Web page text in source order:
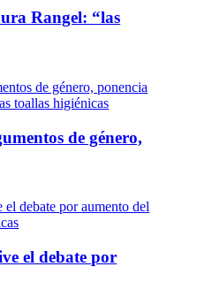
Rangel: “las
de género,
el debate por